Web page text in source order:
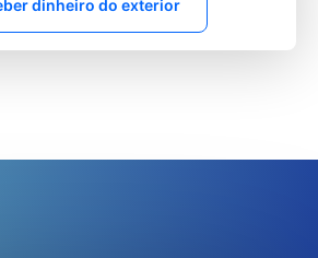
dinheiro do exterior